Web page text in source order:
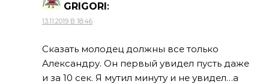
GRIGORI:
13.11.2019 В 18:46
Сказать молодец должны все только
Александру. Он первый увидел пусть даже
и за 10 сек. Я мутил минуту и не увидел…а